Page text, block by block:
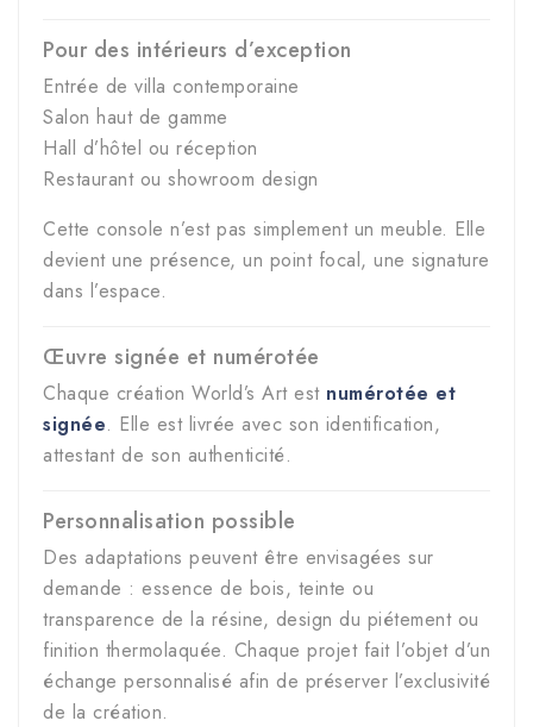
Pour des intérieurs d’exception
Entrée de villa contemporaine
Salon haut de gamme
Hall d’hôtel ou réception
Restaurant ou showroom design
Cette console n’est pas simplement un meuble. Elle
devient une présence, un point focal, une signature
dans l’espace.
Œuvre signée et numérotée
Chaque création World’s Art est numérotée et
signée. Elle est livrée avec son identification,
attestant de son authenticité.
Personnalisation possible
Des adaptations peuvent être envisagées sur
demande : essence de bois, teinte ou
transparence de la résine, design du piétement ou
finition thermolaquée. Chaque projet fait l’objet d’un
échange personnalisé afin de préserver l’exclusivité
de la création.